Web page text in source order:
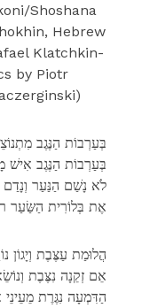
Shoshana
Hebrew
Klatchkin-
by Piotr
,בְּעַרְבוֹת הַנֶּגֶב
,בְּעַרְבוֹת הַנֶּגֶב אִישׁ
,לֹא נָשַׁם הַנַּעַר
אֶת בְּלוֹרִית הַשַּׂעַר
,הֲלוּמַת עַצֶּבֶת וְיָגוֹן
,אֵם זְקֵנָה נִצֶּבֶת
,הַדִּמְעָה נִגֶּרֶת